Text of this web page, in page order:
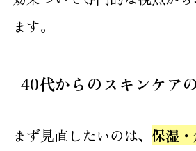
ます。
40代からのスキンケア
まず見直したいのは、 保湿